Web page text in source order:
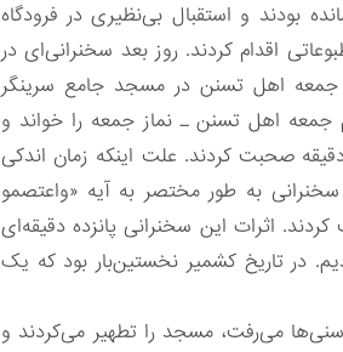
بودند و استقبال بی‌نظیری در فرودگاه
اقدام کردند. روز بعد سخنرانی‌ای در
جمعه اهل تسنن در مسجد جامع سرینگر
جمعه اهل تسنن ـ نماز جمعه را خواند و
صحبت کردند. علت اینکه زمان اندکی
به طور مختصر به آیه‌ «واعتصمو
اثرات این سخنرانی پانزده دقیقه‌ای
در تاریخ کشمیر نخستین‌بار بود که یک
می‌رفت، مسجد را تطهیر می‌کردند و